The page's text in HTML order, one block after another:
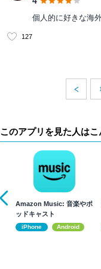
個人的に好きな海
127
1
このアプリを見た人は
Amazon Music: 音楽やポ
ッドキャスト
iPhone Android